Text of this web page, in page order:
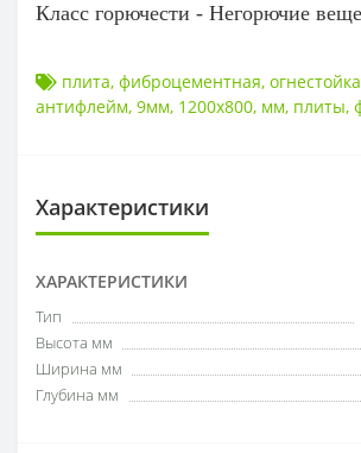
Класс горючести - Негорючие
плита, фиброцементная,
антифлейм, 9мм, 1200х800, мм, плиты,
Характеристики
ХАРАКТЕРИСТИКИ
Тип
Высота мм
Ширина мм
Глубина мм